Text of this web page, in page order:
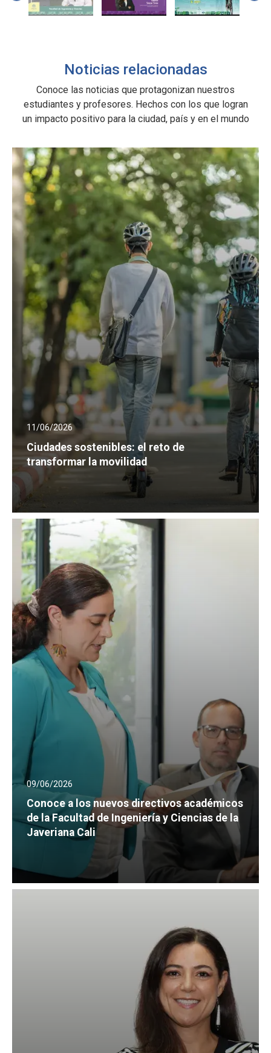
Noticias relacionadas
Conoce las noticias que protagonizan nuestros
estudiantes y profesores. Hechos con los que logran
un impacto positivo para la ciudad, país y en el mundo
11/06/2026
Ciudades sostenibles: el reto de
transformar la movilidad
09/06/2026
Conoce a los nuevos directivos académicos
de la Facultad de Ingeniería y Ciencias de la
Javeriana Cali